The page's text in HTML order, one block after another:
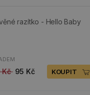
razítko - Hello Baby
Kč 95 Kč KOUPIT